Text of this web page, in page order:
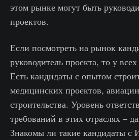
этом рынке могут быть
проектов.
Если посмотреть на рынок
руководитель проекта, то у
Есть кандидаты с опытом
медицинских проектов,
строительства. Уровень
требований в этих отраслях –
Знакомы ли такие кандидаты с